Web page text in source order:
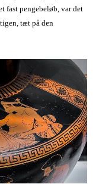
fast pengebeløb, var det
tæt på den